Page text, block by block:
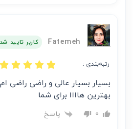
Fatemeh کاربر تایید
رتبه‌بندی :
بسیار بسیار عالی و راضی راضی
بهترین هاااا برای شما
0 پاسخ